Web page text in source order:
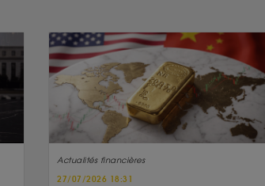
Actualités financières
27/07/2026 18:31